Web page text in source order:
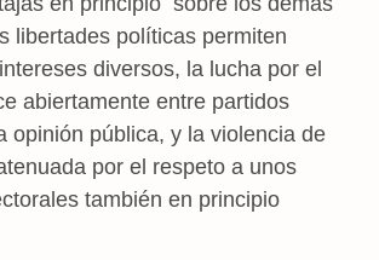
libertades políticas permiten
diversos, la lucha por el
abiertamente entre partidos
opinión pública, y la violencia de
por el respeto a unos
también en principio